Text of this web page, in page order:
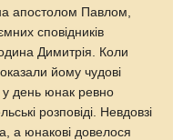
апостолом Павлом,
сповідників
Димитрія. Коли
йому чудові
у день юнак ревно
розповіді. Невдовзі
а юнакові довелося